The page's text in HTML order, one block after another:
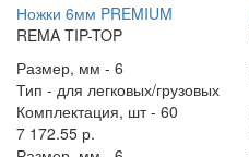
Ножки 6мм PREMIUM
REMA TIP-TOP
Размер, мм - 6
Тип - для легковых/грузовых
Комплектация, шт - 60
7 172.55 р.